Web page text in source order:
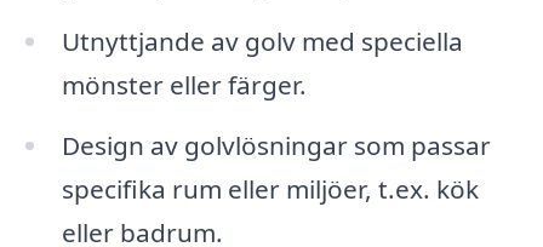
Utnyttjande av golv med speciella
mönster eller färger.
Design av golvlösningar som passar
specifika rum eller miljöer, t.ex. kök
eller badrum.